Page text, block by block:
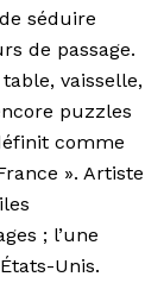
séduire
de passage.
vaisselle,
puzzles
comme
». Artiste
; l’une
Unis.